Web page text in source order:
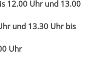
12.00 Uhr und 13.00
und 13.30 Uhr bis
Uhr